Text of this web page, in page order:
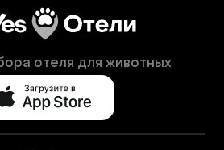
отеля для животных